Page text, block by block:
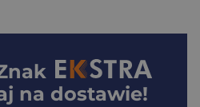
na dostawie!